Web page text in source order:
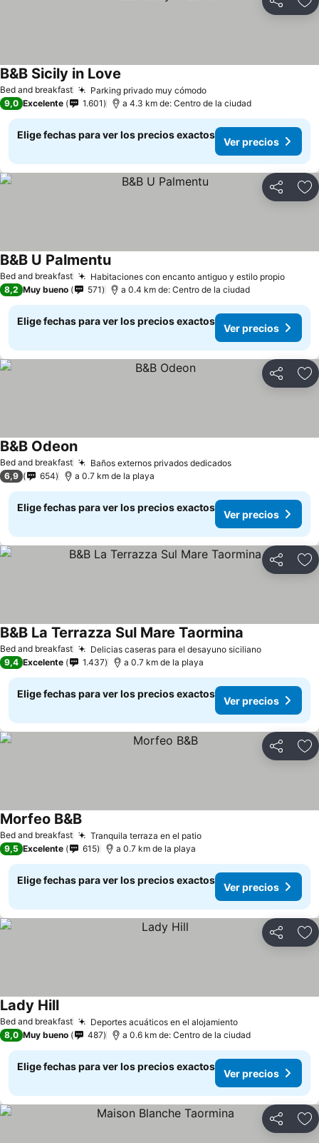
Compartir
Bed and breakfast Parking privado muy cómodo
B&B Sicily in Love
9,0 Excelente 1.601 a 4.3 km de: Centro de la ciudad
Elige fechas para ver los precios exactos
Ver precios
Compartir
Bed and breakfast Habitaciones con encanto antiguo y estilo propio
B&B U Palmentu
8,2 Muy bueno 571 a 0.4 km de: Centro de la ciudad
Elige fechas para ver los precios exactos
Ver precios
Compartir
Bed and breakfast Baños externos privados dedicados
B&B Odeon
6,9 654 a 0.7 km de la playa
Elige fechas para ver los precios exactos
Ver precios
Compartir
Bed and breakfast Delicias caseras para el desayuno siciliano
B&B La Terrazza Sul Mare Taormina
9,4 Excelente 1.437 a 0.7 km de la playa
Elige fechas para ver los precios exactos
Ver precios
Compartir
Bed and breakfast Tranquila terraza en el patio
Morfeo B&B
9,5 Excelente 615 a 0.7 km de la playa
Elige fechas para ver los precios exactos
Ver precios
Compartir
Bed and breakfast Deportes acuáticos en el alojamiento
Lady Hill
8,0 Muy bueno 487 a 0.6 km de: Centro de la ciudad
Elige fechas para ver los precios exactos
Ver precios
Compartir